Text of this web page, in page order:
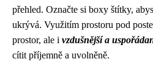
přehled. Označte si boxy štítky,
ukrývá. Využitím prostoru pod
prostor, ale i vzdušnější a
cítit příjemně a uvolněně.